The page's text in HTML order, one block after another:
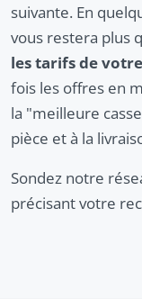
suivante. En
vous restera plus
les tarifs de
fois les offres en
la "meilleure
pièce et à la
Sondez notre
précisant votre